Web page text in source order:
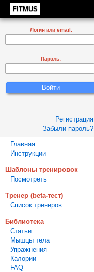
FITMUS
Логин или email:
Пароль:
Регистрация
Забыли пароль?
Главная
Инструкции
Шаблоны тренировок
Посмотреть
Тренер (beta-тест)
Список тренеров
Библиотека
Статьи
Мышцы тела
Упражнения
Калории
FAQ